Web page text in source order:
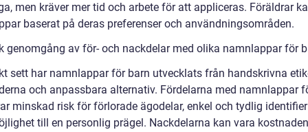
men kräver mer tid och arbete för att appliceras. Föräldrar
baserat på deras preferenser och användningsområden.
genomgång av för- och nackdelar med olika namnlappar för
sett har namnlappar för barn utvecklats från handskrivna
och anpassbara alternativ. Fördelarna med namnlappar
minskad risk för förlorade ägodelar, enkel och tydlig
till en personlig prägel. Nackdelarna kan vara